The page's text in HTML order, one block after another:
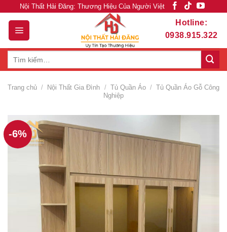
content
Nội Thất Hải Đăng: Thương Hiệu Của Người Việt
Hotline:
0938.915.322
Trang chủ / Nội Thất Gia Đình / Tủ Quần Áo / Tủ Quần Áo Gỗ Công
Nghiệp
-6%